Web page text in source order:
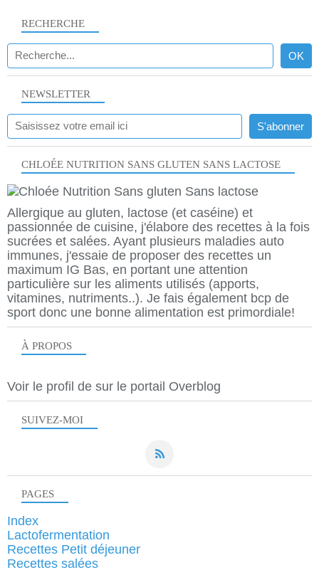
NEWSLETTER
SUIVEZ-MOI
RECHERCHE
CHLOÉE NUTRITION SANS GLUTEN SANS LACTOSE
Allergique au gluten, lactose (et caséine) et
passionnée de cuisine, j'élabore des recettes à la fois
sucrées et salées. Ayant plusieurs maladies auto
immunes, j'essaie de proposer des recettes un
maximum IG Bas, en portant une attention
particulière sur les aliments utilisés (apports,
vitamines, nutriments..). Je fais également bcp de
sport donc une bonne alimentation est primordiale!
À PROPOS
Voir le profil de sur le portail Overblog
PAGES
Index
Lactofermentation
Recettes Petit déjeuner
Recettes salées